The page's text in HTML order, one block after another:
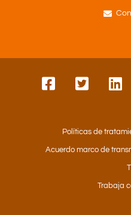
Políticas de
Acuerdo marco de
Trabaja